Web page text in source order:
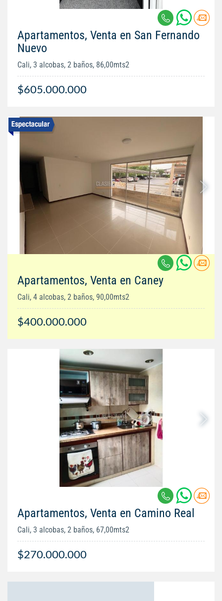
Apartamentos, Venta en San Fernando
Nuevo
Cali, 3 alcobas, 2 baños, 86,00mts2
$605.000.000
Apartamentos, Venta en Caney
Cali, 4 alcobas, 2 baños, 90,00mts2
$400.000.000
Apartamentos, Venta en Camino Real
Cali, 3 alcobas, 2 baños, 67,00mts2
$270.000.000